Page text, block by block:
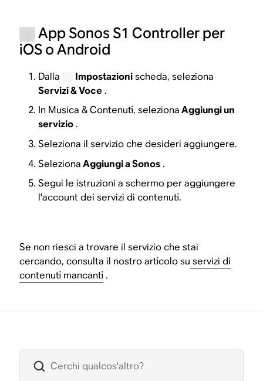
App Sonos S1 Controller per
iOS o Android
Dalla Impostazionischeda, seleziona
Servizi & Voce .
In Musica & Contenuti, selezionaAggiungi un
servizio.
Seleziona il servizio che desideri aggiungere.
SelezionaAggiungi a Sonos.
Segui le istruzioni a schermo per aggiungere
l'account dei servizi di contenuti.
Se non riesci a trovare il servizio che stai
cercando, consulta il nostro articolo su servizi di
contenuti mancanti.